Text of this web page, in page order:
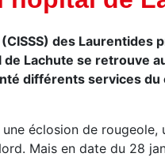
des Laurentides
Lachute se retrouve
différents services
éclosion de rougeole,
Mais en date du 28